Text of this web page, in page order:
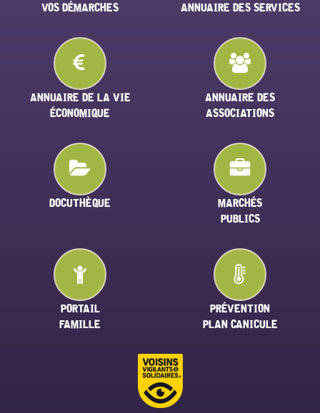
VOS DÉMARCHES ANNUAIRE DES SERVICES
ANNUAIRE DE LA VIE
ÉCONOMIQUE
ANNUAIRE DES
ASSOCIATIONS
DOCUTHÈQUE
MARCHÉS
PUBLICS
PORTAIL
FAMILLE
PRÉVENTION
PLAN CANICULE